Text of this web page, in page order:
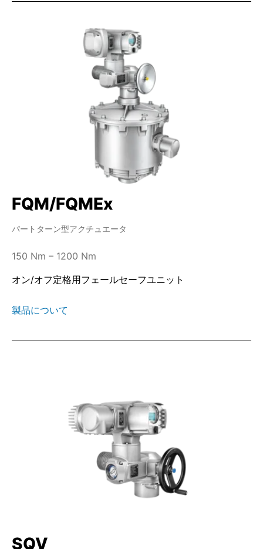
FQM/FQMEx
パートターン型アクチュエータ
150 Nm – 1200 Nm
オン/オフ定格用フェールセーフユニット
製品について
SQV